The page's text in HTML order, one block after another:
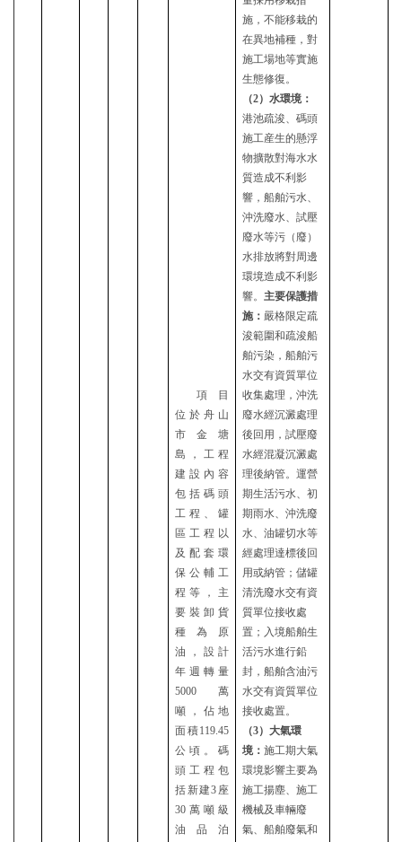
項目
位於舟山
市金塘
島，工程
建設內容
包括碼頭
工程、罐
區工程以
及配套環
保公輔工
程等，主
要裝卸貨
種為原
油，設計
年週轉量
5000萬
噸，佔地
面積119.45
公頃。碼
頭工程包
括新建3座
30萬噸級
油品泊
施，不能移栽的
在異地補種，對
施工場地等實施
生態修復。
（2）水環境：
港池疏浚、碼頭
施工産生的懸浮
物擴散對海水水
質造成不利影
響 ，船舶污水、
沖洗廢水、試壓
廢水等污（廢）
水排放將對周邊
環境造成不利影
響。主要保護措
施： 嚴格限定疏
浚範圍和疏浚船
舶污染，船舶污
水交有資質單位
收集處理，沖洗
廢水經沉澱處理
後回用，試壓廢
水經混凝沉澱處
理後納管。運營
期生活污水、初
期雨水、沖洗廢
水、油罐切水等
經處理達標後回
用或納管；儲罐
清洗廢水交有資
質單位接收處
置；入境船舶生
活污水進行鉛
封，船舶含油污
水交有資質單位
接收處置。
（3）大氣環
境：施工期大氣
環境影響主要為
施工揚塵、施工
機械及車輛廢
氣、船舶廢氣和